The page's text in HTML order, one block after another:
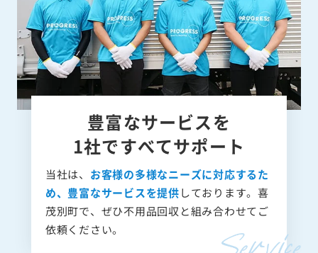
豊富なサービスを
1社ですべてサポート
当社は、 お客様の多様なニーズに対応するた
め、豊富なサービスを提供しております。喜
茂別町で、ぜひ不用品回収と組み合わせてご
依頼ください。